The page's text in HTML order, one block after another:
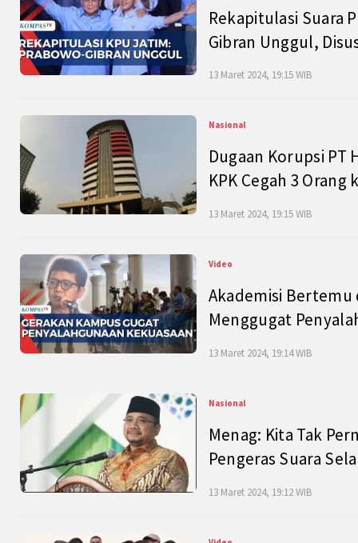
Rekapitulasi Suara
Gibran Unggul,
13 Maret 2024, 19:15 WIB
Nasional
Dugaan Korupsi PT
KPK Cegah 3 Orang
13 Maret 2024, 19:15 WIB
Video
Akademisi Bertemu
Menggugat
13 Maret 2024, 19:14 WIB
Nasional
Menag: Kita Tak
Pengeras Suara
13 Maret 2024, 19:12 WIB